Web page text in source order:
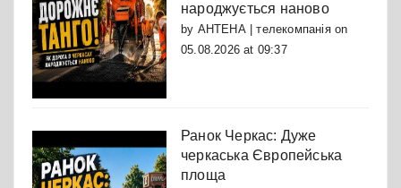
народжується наново
by АНТЕНА | телекомпаніяon
05.08.2026 at 09:37
Ранок Черкас: Дуже
черкаська Європейська
площа